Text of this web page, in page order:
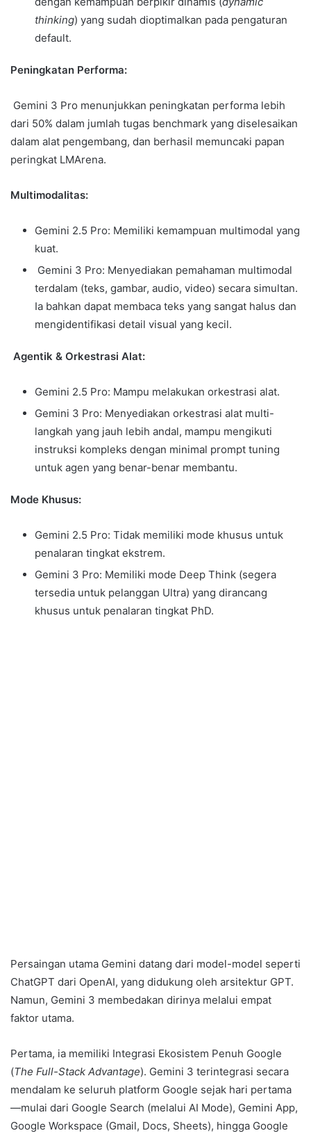
thinking) yang sudah dioptimalkan pada pengaturan
default.
Peningkatan Performa:
Gemini 3 Pro menunjukkan peningkatan performa lebih
dari 50% dalam jumlah tugas benchmark yang diselesaikan
dalam alat pengembang, dan berhasil memuncaki papan
peringkat LMArena.
Multimodalitas:
Gemini 2.5 Pro: Memiliki kemampuan multimodal yang
kuat.
Gemini 3 Pro: Menyediakan pemahaman multimodal
terdalam (teks, gambar, audio, video) secara simultan.
Ia bahkan dapat membaca teks yang sangat halus dan
mengidentifikasi detail visual yang kecil.
Agentik & Orkestrasi Alat:
Gemini 2.5 Pro: Mampu melakukan orkestrasi alat.
Gemini 3 Pro: Menyediakan orkestrasi alat multi-
langkah yang jauh lebih andal, mampu mengikuti
instruksi kompleks dengan minimal prompt tuning
untuk agen yang benar-benar membantu.
Mode Khusus:
Gemini 2.5 Pro: Tidak memiliki mode khusus untuk
penalaran tingkat ekstrem.
Gemini 3 Pro: Memiliki mode Deep Think (segera
tersedia untuk pelanggan Ultra) yang dirancang
khusus untuk penalaran tingkat PhD.
Persaingan utama Gemini datang dari model-model seperti
ChatGPT dari OpenAI, yang didukung oleh arsitektur GPT.
Namun, Gemini 3 membedakan dirinya melalui empat
faktor utama.
Pertama, ia memiliki Integrasi Ekosistem Penuh Google
(The Full-Stack Advantage). Gemini 3 terintegrasi secara
mendalam ke seluruh platform Google sejak hari pertama
—mulai dari Google Search (melalui AI Mode), Gemini App,
Google Workspace (Gmail, Docs, Sheets), hingga Google